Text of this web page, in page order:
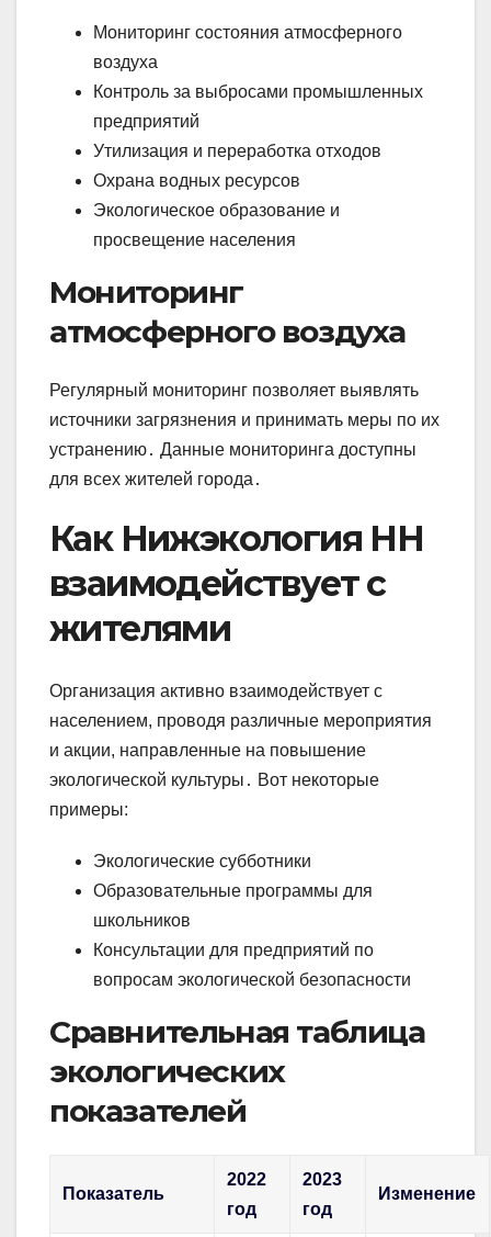
Мониторинг состояния атмосферного
воздуха
Контроль за выбросами промышленных
предприятий
Утилизация и переработка отходов
Охрана водных ресурсов
Экологическое образование и
просвещение населения
Мониторинг
атмосферного воздуха
Регулярный мониторинг позволяет выявлять
источники загрязнения и принимать меры по их
устранению․ Данные мониторинга доступны
для всех жителей города․
Как Нижэкология НН
взаимодействует с
жителями
Организация активно взаимодействует с
населением, проводя различные мероприятия
и акции, направленные на повышение
экологической культуры․ Вот некоторые
примеры:
Экологические субботники
Образовательные программы для
школьников
Консультации для предприятий по
вопросам экологической безопасности
Сравнительная таблица
экологических
показателей
Показатель
2022
год
2023
год
Изменение